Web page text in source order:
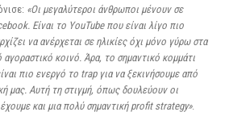
«Οι μεγαλύτεροι άνθρωποι μένουν σε
Είναι το YouTube που είναι λίγο πιο
να ανέρχεται σε ηλικίες όχι μόνο γύρω στα
κοινό. Άρα, το σημαντικό κομμάτι
πιο ενεργό το trap για να ξεκινήσουμε από
μας. Αυτή τη στιγμή, όπως δουλεύουν οι
και μια πολύ σημαντική profit strategy».